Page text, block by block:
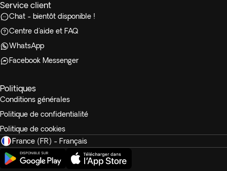
Service client
Chat - bientôt disponible !
Centre d'aide et FAQ
WhatsApp
Facebook Messenger
Politiques
Conditions générales
Politique de confidentialité
Politique de cookies
France (FR) - Français